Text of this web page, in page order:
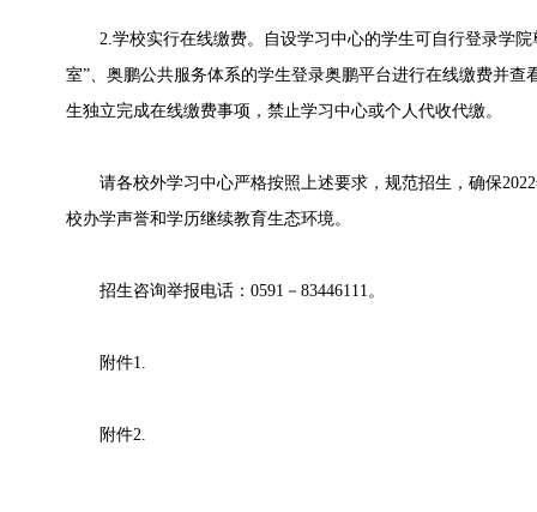
2.学校实行在线缴费。自设学习中心的学生可自行登录学院
室”、奥鹏公共服务体系的学生登录奥鹏平台进行在线缴费并查
生独立完成在线缴费事项，禁止学习中心或个人代收代缴。
请各校外学习中心严格按照上述要求，规范招生，确保
校办学声誉和学历继续教育生态环境。
招生咨询举报电话：0591－83446111。
附件1.
附件2.